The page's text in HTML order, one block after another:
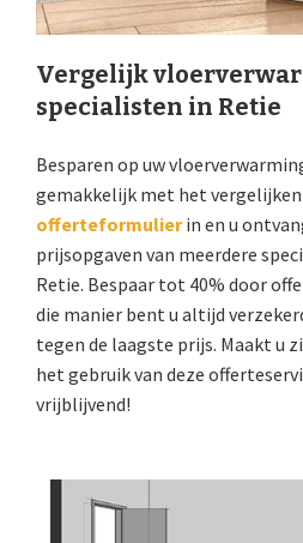
Vergelijk
specialisten in Retie
Besparen op uw
gemakkelijk met het
offerteformulierin en u
prijsopgaven van meerdere
Retie. Bespaar tot 40% door
die manier bent u altijd
tegen de laagste prijs. Maakt u
het gebruik van deze
vrijblijvend!